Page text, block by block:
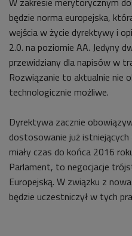
będzie norma europejska,
wejścia w życie dyrektywy i
2.0. na poziomie AA. Jedyny
przewidziany dla napisów w
Rozwiązanie to aktualnie nie
technologicznie możliwe.
Dyrektywa zacznie
dostosowanie już
miały czas do końca 2016
Parlament, to negocjacje
Europejską. W związku z
będzie uczestniczył w tych